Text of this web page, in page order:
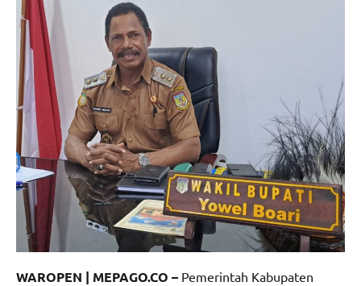
WAROPEN | MEPAGO.CO – Pemerintah Kabupaten